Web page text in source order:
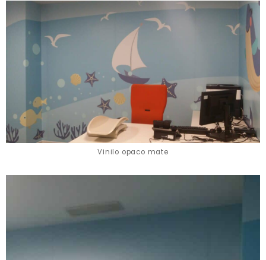
Vinilo opaco mate